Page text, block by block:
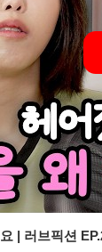
| 러브픽션